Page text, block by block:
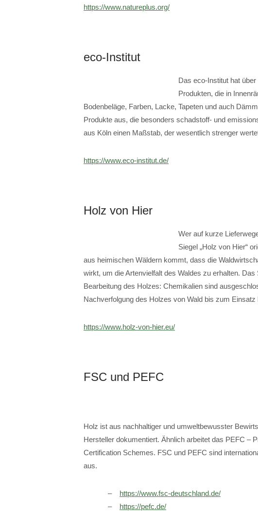
https://www.natureplus.org/
eco-Institut
Das eco-Institut hat
Produkten, die in
Bodenbeläge, Farben, Lacke, Tapeten und auch
Produkte aus, die besonders schadstoff- und
aus Köln einen Maßstab, der wesentlich strenger
https://www.eco-institut.de/
Holz von Hier
Wer auf kurze
Siegel „Holz von Hier“
aus heimischen Wäldern kommt, dass die
wirkt, um die Artenvielfalt des Waldes zu erhalten.
Bearbeitung des Holzes: Chemikalien sind
Nachverfolgung des Holzes von Wald bis zum
https://www.holz-von-hier.eu/
FSC und PEFC
Holz ist aus nachhaltiger und umweltbewusster
Hersteller dokumentiert. Ähnlich arbeitet das PEFC –
Certification Schemes. FSC und PEFC sind
aus.
https://www.fsc-deutschland.de/
https://pefc.de/